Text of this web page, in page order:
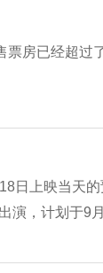
票房已经超过
日上映当天的
演，计划于9